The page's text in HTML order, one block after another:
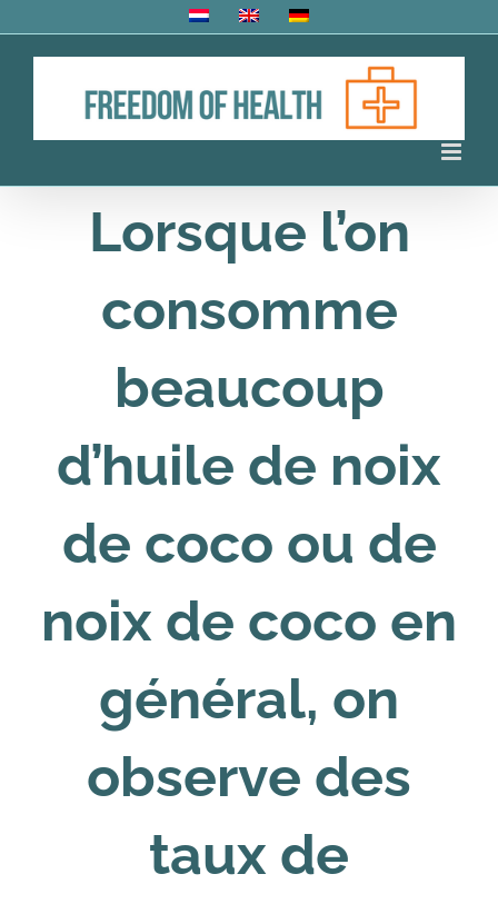
to
Lorsque l’on
consomme
beaucoup
d’huile de noix
de coco ou de
noix de coco en
général, on
observe des
taux de